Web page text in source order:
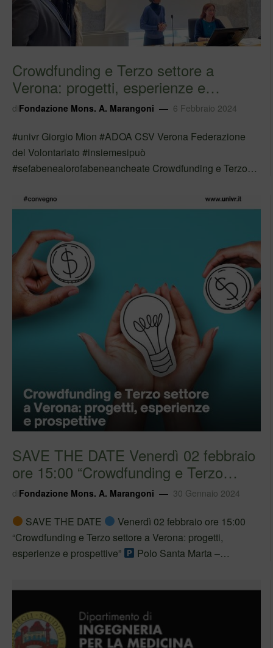
Crowdfunding e Terzo settore a
Verona: progetti, esperienze e
prospettive – Univrmagazine
diFondazione Mons. A. Marangoni 6 Febbraio 2024
#univr Giorgio Mion #ADOA CSV Verona Federazione
del Volontariato #insiemesipuò
#sefabenealorofabeneancheate Crowdfunding e Terzo
Univrmagazine Segui Adoa su Facebook
SAVE THE DATE Venerdì 02 febbraio
ore 15:00 “Crowdfunding e Terzo
settore a V…
diFondazione Mons. A. Marangoni 30 Gennaio 2024
SAVE THE DATE
Venerdì 02 febbraio ore 15:00
“Crowdfunding e Terzo settore a Verona: progetti,
esperienze e prospettive”
Polo Santa Marta –